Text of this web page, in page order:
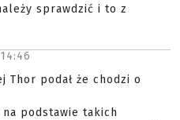
sprawdzić i to z
14:46
Thor podał że chodzi o
na podstawie takich